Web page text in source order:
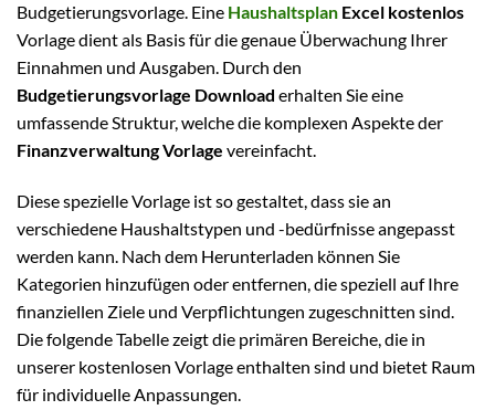
Budgetierungsvorlage. Eine Haushaltsplan Excel kostenlos
Vorlage dient als Basis für die genaue Überwachung Ihrer
Einnahmen und Ausgaben. Durch den
Budgetierungsvorlage Download erhalten Sie eine
umfassende Struktur, welche die komplexen Aspekte der
Finanzverwaltung Vorlage vereinfacht.
Diese spezielle Vorlage ist so gestaltet, dass sie an
verschiedene Haushaltstypen und -bedürfnisse angepasst
werden kann. Nach dem Herunterladen können Sie
Kategorien hinzufügen oder entfernen, die speziell auf Ihre
finanziellen Ziele und Verpflichtungen zugeschnitten sind.
Die folgende Tabelle zeigt die primären Bereiche, die in
unserer kostenlosen Vorlage enthalten sind und bietet Raum
für individuelle Anpassungen.